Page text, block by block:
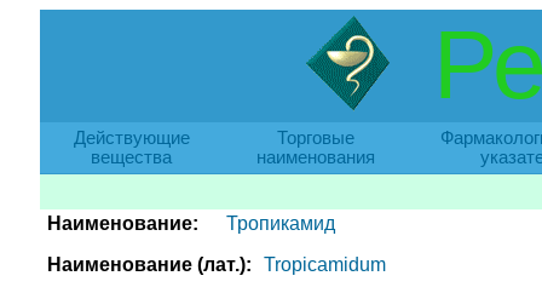
Действующие
вещества
Торговые
наименования
Наименование:
Тропикамид
Наименование (лат.):
Tropicamidum